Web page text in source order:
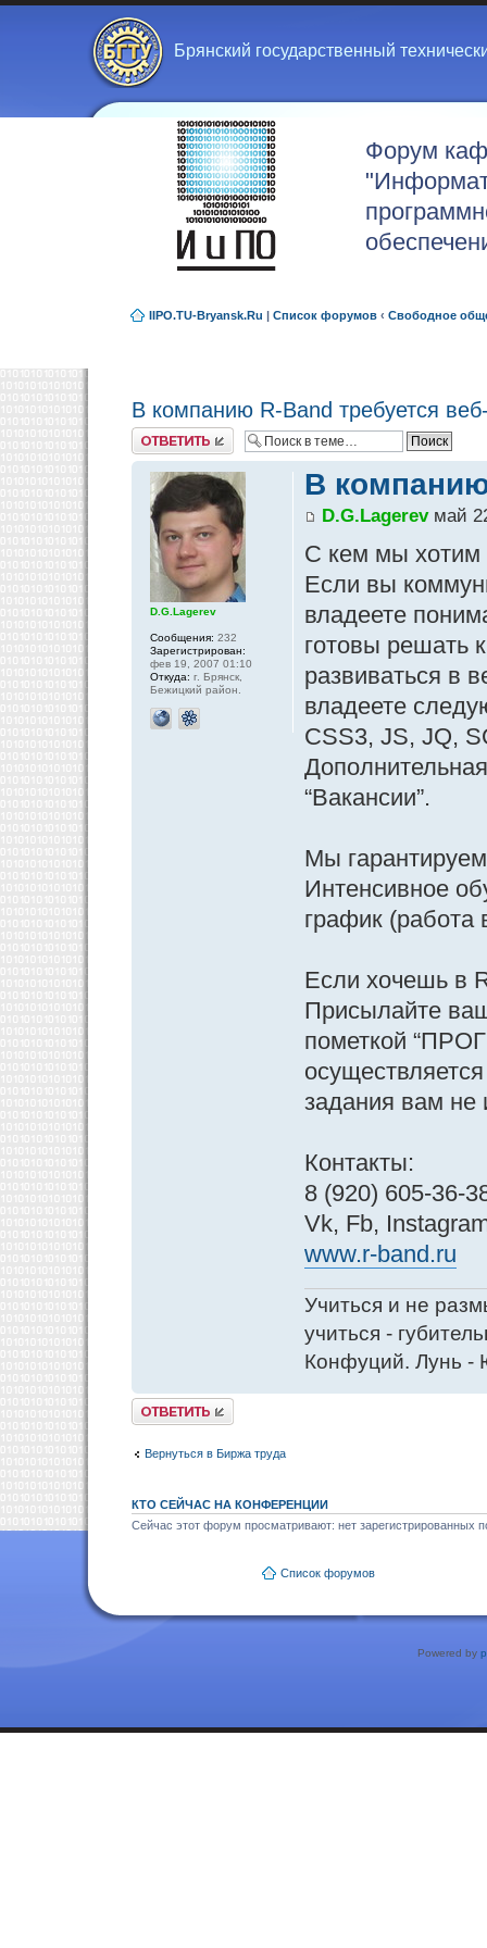
Брянский государственный
Форум
IIPO.TU-Bryansk.Ru | Список форумов ‹ Свободное
В компанию R-Band требуется
Ответить
В компанию
D.G.Lagerevмай
С кем мы хотим
Если вы
владеете
готовы решать
развиваться в
владеете
CSS3, JS, JQ,
“Вакансии”.
Мы
Интенсивное
график (работа
Если хочешь в
Присылайте
пометкой
задания вам не
Контакты:
8 (920) 605-36-
Vk, Fb,
www.r-band.ru
Учиться и не
учиться -
Конфуций. Лунь -
D.G.Lagerev
Сообщения: 232
Зарегистрирован:
фев 19, 2007 01:10
Откуда: г. Брянск,
Бежицкий район.
Ответить
Вернуться в Биржа труда
КТО СЕЙЧАС НА КОНФЕРЕНЦИИ
Сейчас этот форум просматривают: нет зарегистрированных
Список форумов
Powered by